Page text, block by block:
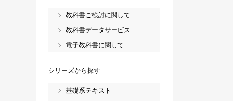
教科書ご検討に関して
教科書データサービス
電子教科書に関して
シリーズから探す
基礎系テキスト